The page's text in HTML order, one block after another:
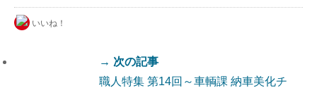
いいね！
→ 次の記事
職人特集 第14回～車輌課 納車美化チ